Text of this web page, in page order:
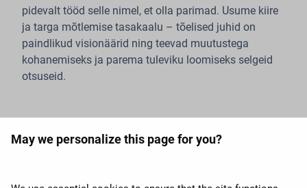
May we personalize this page for you?
pidevalt tööd selle nimel, et olla parimad. Usume kiire
ja targa mõtlemise tasakaalu – tõelised juhid on
paindlikud visionäärid ning teevad muutustega
kohanemiseks ja parema tuleviku loomiseks selgeid
otsuseid.